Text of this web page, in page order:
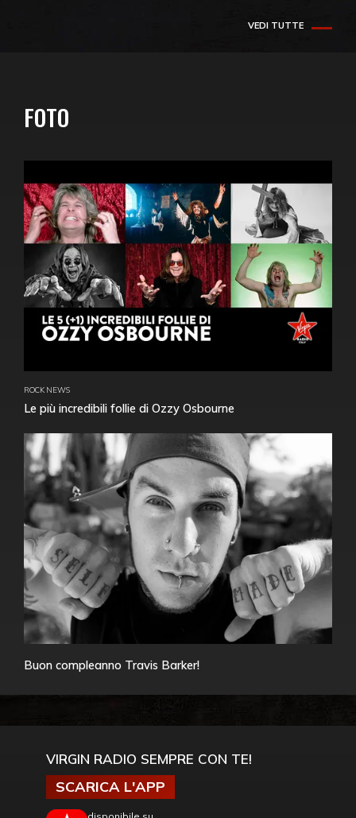
VEDI TUTTE
FOTO
ROCK NEWS
Le più incredibili follie di Ozzy Osbourne
Buon compleanno Travis Barker!
VIRGIN RADIO SEMPRE CON TE!
SCARICA L'APP